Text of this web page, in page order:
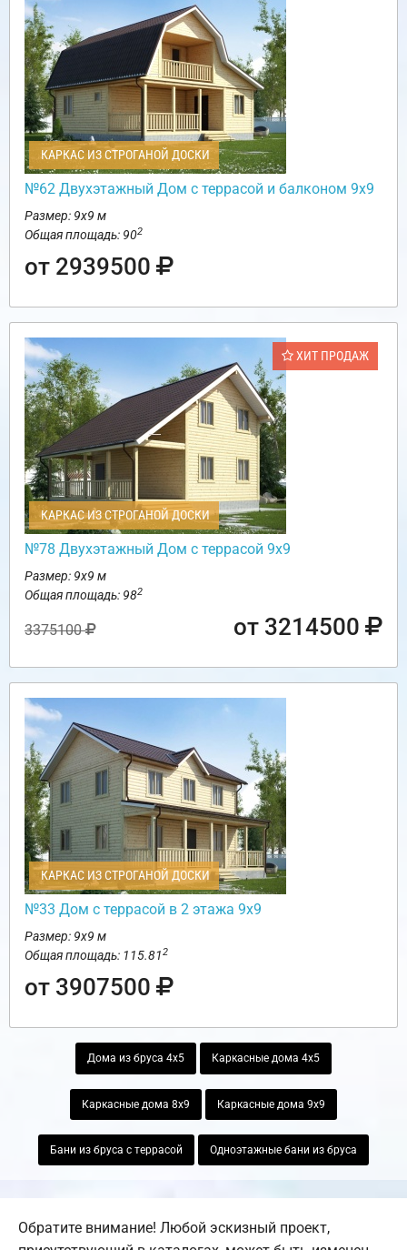
КАРКАС ИЗ СТРОГАНОЙ ДОСКИ
№62 Двухэтажный Дом с террасой и балконом 9х9
Размер: 9х9 м
Общая площадь: 902
от 2939500
ХИТ ПРОДАЖ
КАРКАС ИЗ СТРОГАНОЙ ДОСКИ
№78 Двухэтажный Дом с террасой 9х9
Размер: 9х9 м
Общая площадь: 982
3375100 от 3214500
КАРКАС ИЗ СТРОГАНОЙ ДОСКИ
№33 Дом с террасой в 2 этажа 9х9
Размер: 9х9 м
Общая площадь: 115.812
от 3907500
Дома из бруса 4х5 Каркасные дома 4х5
Каркасные дома 8х9 Каркасные дома 9х9
Бани из бруса с террасой Одноэтажные бани из бруса
Обратите внимание! Любой эскизный проект,